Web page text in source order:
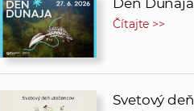
Deň
Čítajte >>
Svetový